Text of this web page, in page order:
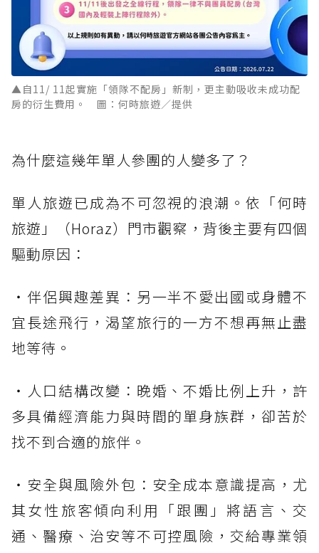
▲自11/ 11起實施「領隊不配房」新制，更主動吸收未成功配
房的衍生費用。 圖：何時旅遊／提供
為什麼這幾年單人參團的人變多了？
單人旅遊已成為不可忽視的浪潮。依「何時
旅遊」（Horaz）門市觀察，背後主要有四個
驅動原因：
・伴侶興趣差異：另一半不愛出國或身體不
宜長途飛行，渴望旅行的一方不想再無止盡
地等待。
・人口結構改變：晚婚、不婚比例上升，許
多具備經濟能力與時間的單身族群，卻苦於
找不到合適的旅伴。
・安全與風險外包：安全成本意識提高，尤
其女性旅客傾向利用「跟團」將語言、交
通、醫療、治安等不可控風險，交給專業領